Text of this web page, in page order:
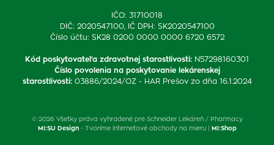
IČO: 31710018
DIČ: 2020547100, IČ DPH: SK2020547100
Číslo účtu: SK28 0200 0000 0000 6720 6572
Kód poskytovateľa zdravotnej starostlivosti: N57298160301
Číslo povolenia na poskytovanie lekárenskej
starostlivosti: 03886/2024/OZ - HAR Prešov zo dňa 16.1.2024
© 2026 Všetky práva vyhradené pre Schneider Lekáreň / Pharmacy
MI:SU Design- Tvoríme internetové obchody na mieru | MI:Shop